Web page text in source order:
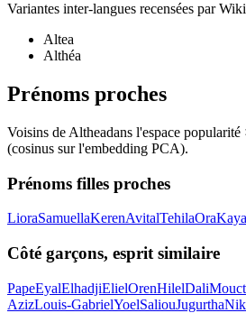
Variantes inter-langues recensées par
Altea
Althéa
Prénoms proches
Voisins de Altheadans l'espace
(cosinus sur l'embedding PCA).
Prénoms filles proches
LioraSamuellaKerenAvitalTehilaOraKaya
Côté garçons, esprit similaire
PapeEyalElhadjiElielOrenHilelDali
AzizLouis-GabrielYoelSaliouJugurtha